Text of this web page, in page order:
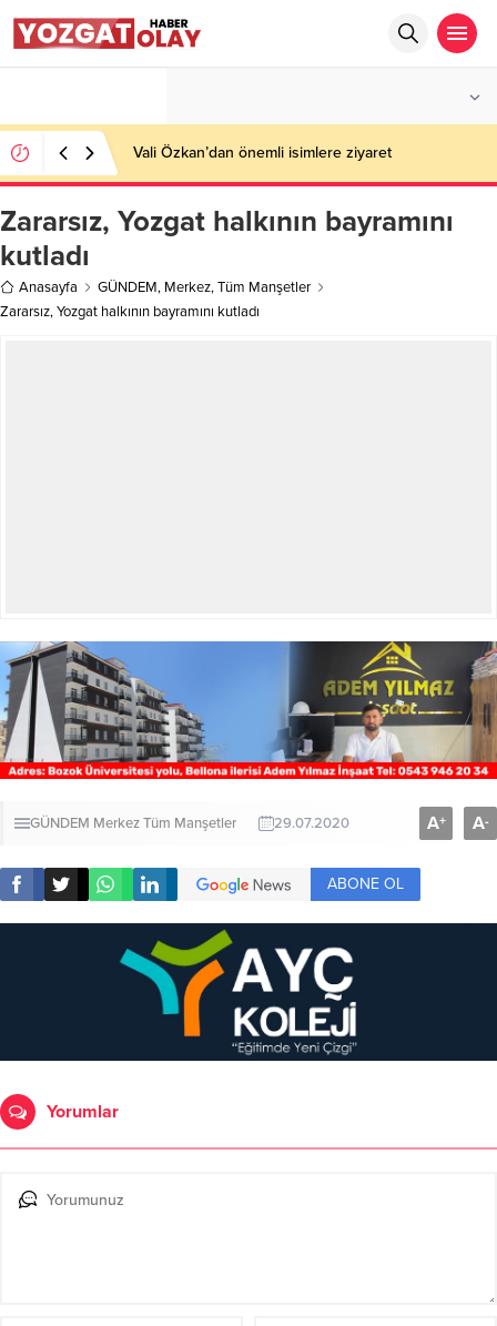
Vali Özkan’dan önemli isimlere ziyaret
Zararsız, Yozgat halkının bayramını
kutladı
Anasayfa GÜNDEM, Merkez,Tüm Manşetler
Zararsız, Yozgat halkının bayramını kutladı
GÜNDEM MerkezTüm Manşetler 29.07.2020 A+ A-
ABONE OL
Yorumlar